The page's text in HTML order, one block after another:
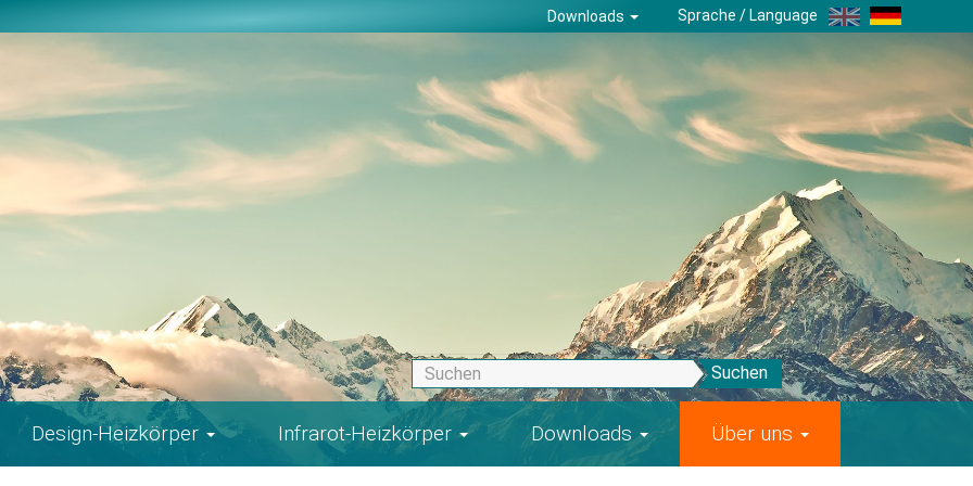
Downloads Sprache / Language
Suchen
Design-Heizkörper Infrarot-Heizkörper Downloads Über uns